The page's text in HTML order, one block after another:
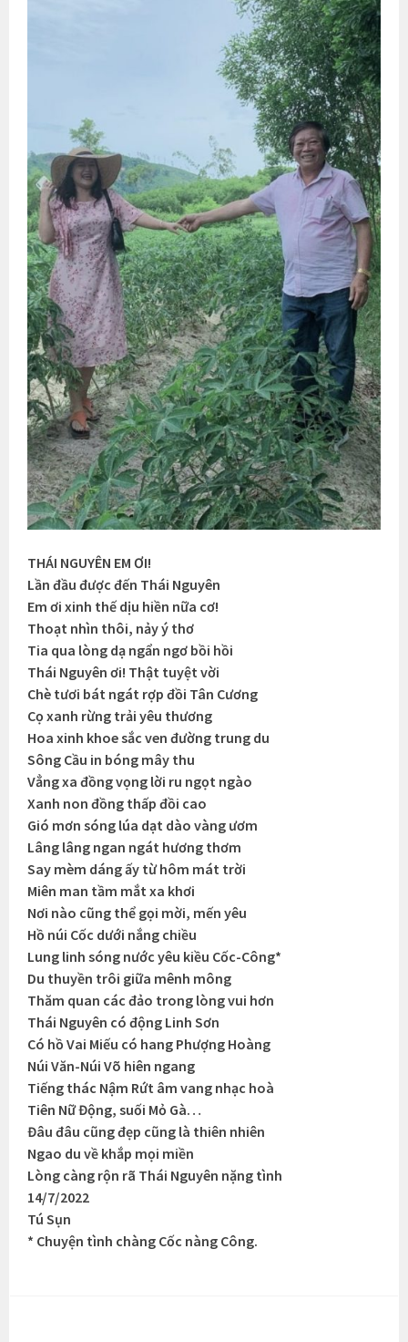
THÁI NGUYÊN EM ƠI!
Lần đầu được đến Thái Nguyên
Em ơi xinh thế dịu hiền nữa cơ!
Thoạt nhìn thôi, nảy ý thơ
Tia qua lòng dạ ngẩn ngơ bồi hồi
Thái Nguyên ơi! Thật tuyệt vời
Chè tươi bát ngát rợp đồi Tân Cương
Cọ xanh rừng trải yêu thương
Hoa xinh khoe sắc ven đường trung du
Sông Cầu in bóng mây thu
Vẳng xa đồng vọng lời ru ngọt ngào
Xanh non đồng thấp đồi cao
Gió mơn sóng lúa dạt dào vàng ươm
Lâng lâng ngan ngát hương thơm
Say mèm dáng ấy từ hôm mát trời
Miên man tầm mắt xa khơi
Nơi nào cũng thể gọi mời, mến yêu
Hồ núi Cốc dưới nắng chiều
Lung linh sóng nước yêu kiều Cốc-Công*
Du thuyền trôi giữa mênh mông
Thăm quan các đảo trong lòng vui hơn
Thái Nguyên có động Linh Sơn
Có hồ Vai Miếu có hang Phượng Hoàng
Núi Văn-Núi Võ hiên ngang
Tiếng thác Nậm Rứt âm vang nhạc hoà
Tiên Nữ Động, suối Mỏ Gà…
Đâu đâu cũng đẹp cũng là thiên nhiên
Ngao du về khắp mọi miền
Lòng càng rộn rã Thái Nguyên nặng tình
14/7/2022
Tú Sụn
* Chuyện tình chàng Cốc nàng Công.